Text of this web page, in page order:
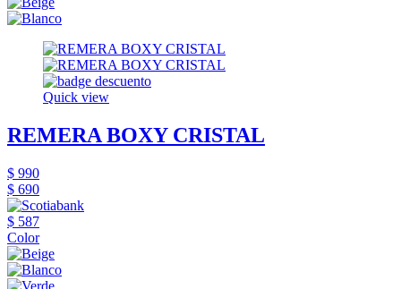
Quick view
REMERA BOXY CRISTAL
$ 990
$ 690
$ 587
Color